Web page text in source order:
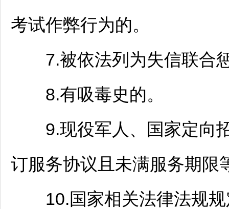
考试作弊行为的。
7.被依法列为失信联合
8.有吸毒史的。
9.现役军人、国家定向招
订服务协议且未满服务期限
10.国家相关法律法规规